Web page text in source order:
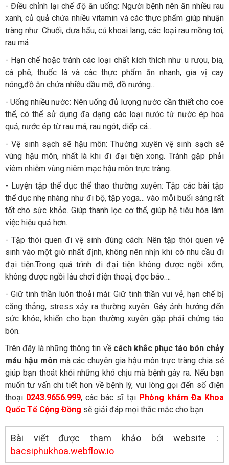
- Điều chỉnh lại chế độ ăn uống: Người bệnh nên ăn nhiều rau
xanh, củ quả chứa nhiều vitamin và các thực phẩm giúp nhuận
tràng như: Chuối, dưa hấu, củ khoai lang, các loại rau mồng tơi,
rau má
- Hạn chế hoặc tránh các loại chất kích thích như u rượu, bia,
cà phê, thuốc lá và các thực phẩm ăn nhanh, gia vị cay
nóng,đồ ăn chứa nhiều dầu mỡ, đồ nướng…
- Uống nhiều nước: Nên uống đủ lượng nước cần thiết cho coe
thể, có thể sử dụng đa dạng các loại nước từ nước ép hoa
quả, nước ép từ rau má, rau ngót, diếp cá…
- Vệ sinh sạch sẽ hậu môn: Thường xuyên vệ sinh sạch sẽ
vùng hậu môn, nhất là khi đi đại tiện xong. Tránh gặp phải
viêm nhiễm vùng niêm mạc hậu môn trực tràng.
- Luyện tập thể dục thể thao thường xuyên: Tập các bài tập
thể dục nhẹ nhàng như đi bộ, tập yoga… vào mỗi buổi sáng rất
tốt cho sức khỏe. Giúp thanh lọc cơ thể, giúp hệ tiêu hóa làm
việc hiệu quả hơn.
- Tập thói quen đi vệ sinh đúng cách: Nên tập thói quen vệ
sinh vào một giờ nhất định, không nên nhịn khi có nhu cầu đi
đại tiện.Trong quá trình đi đại tiện không được ngồi xổm,
không được ngồi lâu chơi điện thoại, đọc báo….
- Giữ tinh thần luôn thoải mái: Giữ tinh thần vui vẻ, hạn chế bị
căng thẳng, stress xảy ra thường xuyên. Gây ảnh hưởng đến
sức khỏe, khiến cho bạn thường xuyên gặp phải chứng táo
bón.
Trên đây là những thông tin về cách khắc phục táo bón chảy
máu hậu môn mà các chuyên gia hậu môn trực tràng chia sẻ
giúp bạn thoát khỏi những khó chịu mà bệnh gây ra. Nếu bạn
muốn tư vấn chi tiết hơn về bệnh lý, vui lòng gọi đến số điện
thoại 0243.9656.999, các bác sĩ tại Phòng khám Đa Khoa
Quốc Tế Cộng Đồng sẽ giải đáp mọi thắc mắc cho bạn
Bài viết được tham khảo bới website :
bacsiphukhoa.webflow.io